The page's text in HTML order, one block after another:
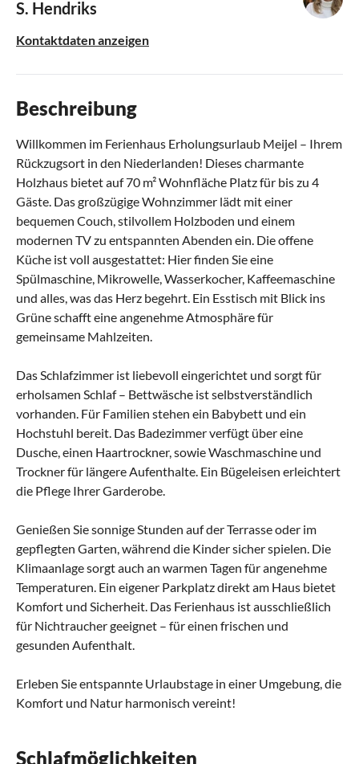
S. Hendriks
Kontaktdaten anzeigen
Beschreibung
Willkommen im Ferienhaus Erholungsurlaub Meijel – Ihrem
Rückzugsort in den Niederlanden! Dieses charmante
Holzhaus bietet auf 70 m² Wohnfläche Platz für bis zu 4
Gäste. Das großzügige Wohnzimmer lädt mit einer
bequemen Couch, stilvollem Holzboden und einem
modernen TV zu entspannten Abenden ein. Die offene
Küche ist voll ausgestattet: Hier finden Sie eine
Spülmaschine, Mikrowelle, Wasserkocher, Kaffeemaschine
und alles, was das Herz begehrt. Ein Esstisch mit Blick ins
Grüne schafft eine angenehme Atmosphäre für
gemeinsame Mahlzeiten.
Das Schlafzimmer ist liebevoll eingerichtet und sorgt für
erholsamen Schlaf – Bettwäsche ist selbstverständlich
vorhanden. Für Familien stehen ein Babybett und ein
Hochstuhl bereit. Das Badezimmer verfügt über eine
Dusche, einen Haartrockner, sowie Waschmaschine und
Trockner für längere Aufenthalte. Ein Bügeleisen erleichtert
die Pflege Ihrer Garderobe.
Genießen Sie sonnige Stunden auf der Terrasse oder im
gepflegten Garten, während die Kinder sicher spielen. Die
Klimaanlage sorgt auch an warmen Tagen für angenehme
Temperaturen. Ein eigener Parkplatz direkt am Haus bietet
Komfort und Sicherheit. Das Ferienhaus ist ausschließlich
für Nichtraucher geeignet – für einen frischen und
gesunden Aufenthalt.
Erleben Sie entspannte Urlaubstage in einer Umgebung, die
Komfort und Natur harmonisch vereint!
Schlafmöglichkeiten